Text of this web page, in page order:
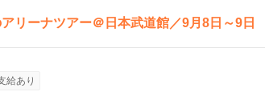
リーナツアー＠日本武道館／9月8日～9日
給あり